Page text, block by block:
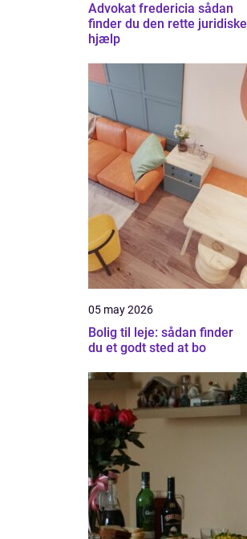
Advokat fredericia sådan
finder du den rette juridiske
hjælp
05 may 2026
Bolig til leje: sådan finder
du et godt sted at bo